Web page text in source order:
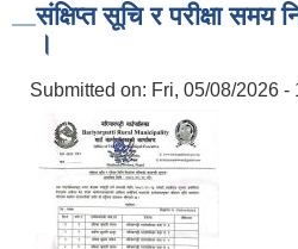
संक्षिप्त सूचि र परीक्षा समय
।
Submitted on: Fri, 05/08/2026 -